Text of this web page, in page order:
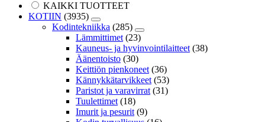
KAIKKI TUOTTEET
KOTIIN (3935)
Kodintekniikka (285)
Lämmittimet (23)
Kauneus- ja hyvinvointilaitteet (38)
Äänentoisto (30)
Keittiön pienkoneet (36)
Kännykkätarvikkeet (53)
Paristot ja varavirrat (31)
Tuulettimet (18)
Imurit ja pesurit (9)